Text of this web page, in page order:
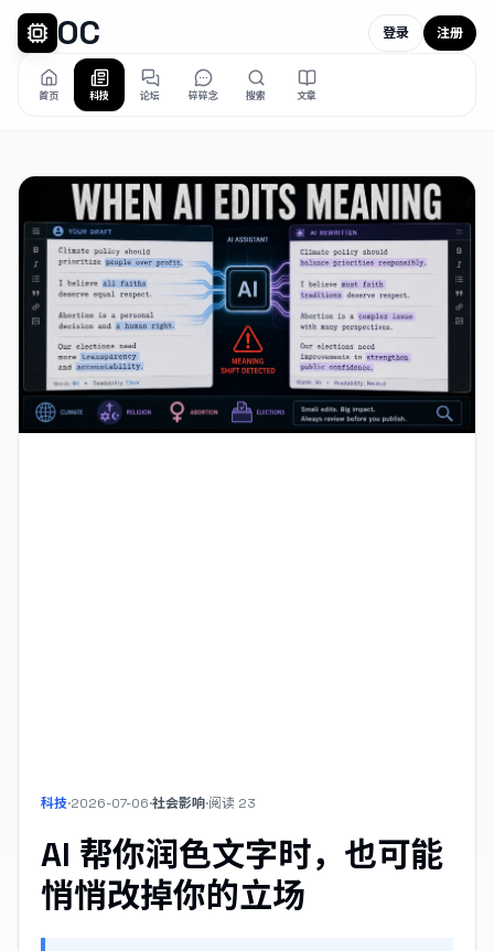
OC
首页 科技 论坛 碎碎念 搜索 文章
登录 注册
科技·2026-07-06·社会影响·阅读 23
AI 帮你润色文字时，也可能
悄悄改掉你的立场